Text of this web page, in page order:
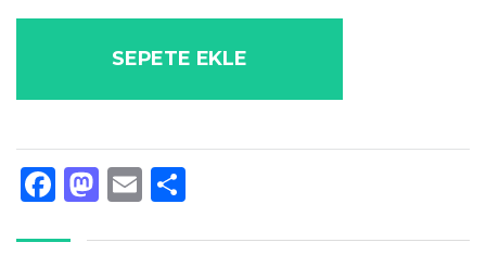
SEPETE EKLE
Facebook
Mastodon
Email